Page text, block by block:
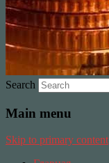
Search
Main menu
Skip to primary content